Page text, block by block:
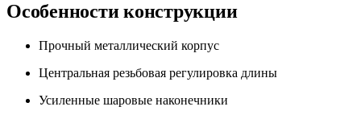
Особенности конструкции
Прочный металлический корпус
Центральная резьбовая регулировка длины
Усиленные шаровые наконечники